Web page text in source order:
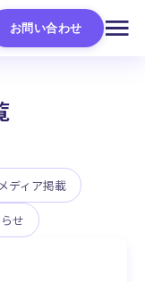
お問い合わせ
ディア掲載
せ